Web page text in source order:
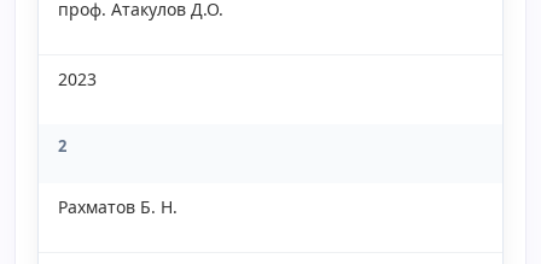
проф. Атакулов Д.О.
2023
2
Рахматов Б. Н.